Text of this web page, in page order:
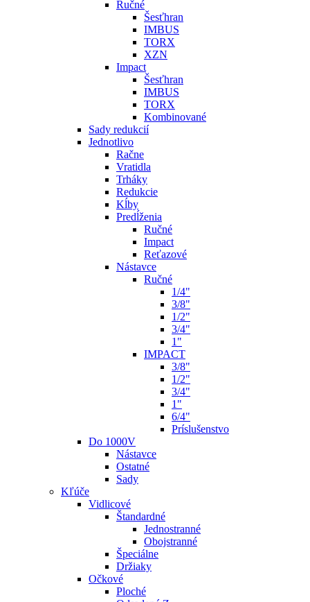
Ručné
Šesťhran
IMBUS
TORX
XZN
Impact
Šesťhran
IMBUS
TORX
Kombinované
Sady redukcií
Jednotlivo
Račne
Vratidla
Trháky
Redukcie
Kĺby
Predĺženia
Ručné
Impact
Reťazové
Nástavce
Ručné
1/4"
3/8"
1/2"
3/4"
1"
IMPACT
3/8"
1/2"
3/4"
1"
6/4"
Príslušenstvo
Do 1000V
Nástavce
Ostatné
Sady
Kľúče
Vidlicové
Štandardné
Jednostranné
Obojstranné
Špeciálne
Držiaky
Očkové
Ploché